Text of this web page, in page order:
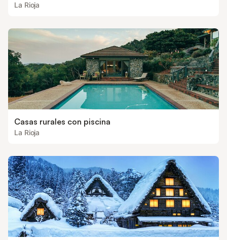
La Rioja
Casas rurales con piscina
La Rioja